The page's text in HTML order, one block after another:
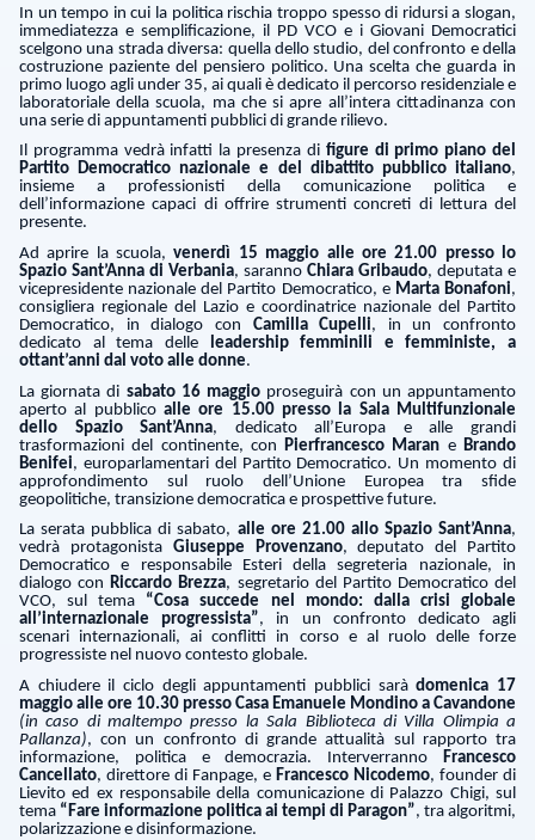
In un tempo in cui la politica rischia troppo spesso di ridursi a slogan,
immediatezza e semplificazione, il PD VCO e i Giovani Democratici
scelgono una strada diversa: quella dello studio, del confronto e della
costruzione paziente del pensiero politico. Una scelta che guarda in
primo luogo agli under 35, ai quali è dedicato il percorso residenziale e
laboratoriale della scuola, ma che si apre all’intera cittadinanza con
una serie di appuntamenti pubblici di grande rilievo.
Il programma vedrà infatti la presenza di figure di primo piano del
Partito Democratico nazionale e del dibattito pubblico italiano,
insieme a professionisti della comunicazione politica e
dell’informazione capaci di offrire strumenti concreti di lettura del
presente.
Ad aprire la scuola,venerdì 15 maggio alle ore 21.00 presso lo
Spazio Sant’Anna di Verbania, saranno Chiara Gribaudo, deputata e
vicepresidente nazionale del Partito Democratico, e Marta Bonafoni,
consigliera regionale del Lazio e coordinatrice nazionale del Partito
Democratico, in dialogo con Camilla Cupelli, in un confronto
dedicato al tema delle
leadership femminili e femministe, a
ottant’anni dal voto alle donne.
La giornata di sabato 16 maggio proseguirà con un appuntamento
aperto al pubblico alle ore 15.00 presso la Sala Multifunzionale
dello Spazio Sant’Anna, dedicato all’Europa e alle grandi
trasformazioni del continente, con Pierfrancesco Maran e Brando
Benifei, europarlamentari del Partito Democratico. Un momento di
approfondimento sul ruolo dell’Unione Europea tra sfide
geopolitiche, transizione democratica e prospettive future.
La serata pubblica di sabato, alle ore 21.00 allo Spazio Sant’Anna,
vedrà protagonista Giuseppe Provenzano, deputato del Partito
Democratico e responsabile Esteri della segreteria nazionale, in
dialogo conRiccardo Brezza, segretario del Partito Democratico del
VCO, sul tema “Cosa succede nel mondo: dalla crisi globale
all’internazionale progressista”, in un confronto dedicato agli
scenari internazionali, ai conflitti in corso e al ruolo delle forze
progressiste nel nuovo contesto globale.
A chiudere il ciclo degli appuntamenti pubblici saràdomenica 17
maggio alle ore 10.30 presso Casa Emanuele Mondino a Cavandone
(in caso di maltempo presso la Sala Biblioteca di Villa Olimpia a
Pallanza), con un confronto di grande attualità sul rapporto tra
informazione, politica e democrazia. Interverranno
Francesco
Cancellato, direttore di Fanpage, e Francesco Nicodemo, founder di
Lievito ed ex responsabile della comunicazione di Palazzo Chigi, sul
tema “Fare informazione politica ai tempi di Paragon”, tra algoritmi,
polarizzazione e disinformazione.